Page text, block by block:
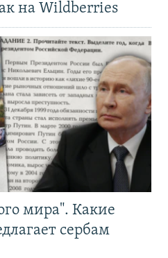
на Wildberries
мира". Какие
сербам